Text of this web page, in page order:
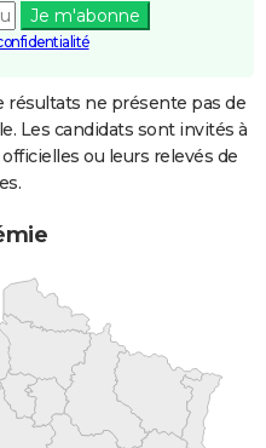
Je m'abonne
résultats ne présente pas de
Les candidats sont invités à
ou leurs relevés de